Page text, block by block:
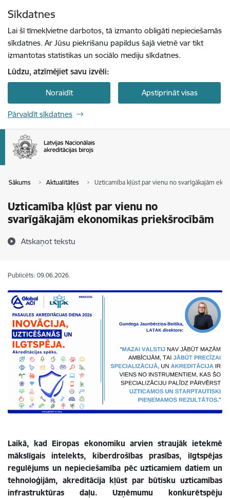
Sīkdatnes
Lai šī tīmekļvietne darbotos, tā izmanto obligāti nepieciešamās
sīkdatnes. Ar Jūsu piekrišanu papildus šajā vietnē var tikt
izmantotas statistikas un sociālo mediju sīkdatnes.
Lūdzu, atzīmējiet savu izvēli:
Noraidīt Apstiprināt visas
Pārvaldīt sīkdatnes
Sākums Aktualitātes Uzticamība kļūst par vienu no svarīgākajām
Uzticamība kļūst par vienu no
svarīgākajām ekonomikas priekšrocībām
Atskaņot tekstu
Publicēts: 09.06.2026.
Laikā, kad Eiropas ekonomiku arvien straujāk ietekmē
mākslīgais intelekts, kiberdrošības prasības, ilgtspējas
regulējums un nepieciešamība pēc uzticamiem datiem un
tehnoloģijām, akreditācija kļūst par būtisku uzticamības
infrastruktūras daļu. Uzņēmumu konkurētspēju